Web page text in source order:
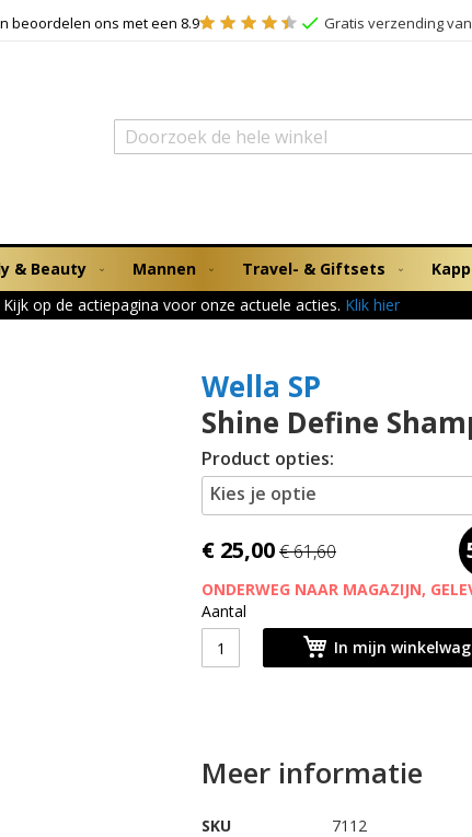
beoordelen ons met een 8.9 Gratis verzending
& Beauty Mannen Travel- & Giftsets
Kijk op de actiepagina voor onze actuele acties. Klik hier
Wella SP
Shine Define
Product opties:
Kies je optie
€ 25,00€ 61,60
ONDERWEG NAAR MAGAZIJN,
Aantal
In mijn
Meer informatie
SKU
7112